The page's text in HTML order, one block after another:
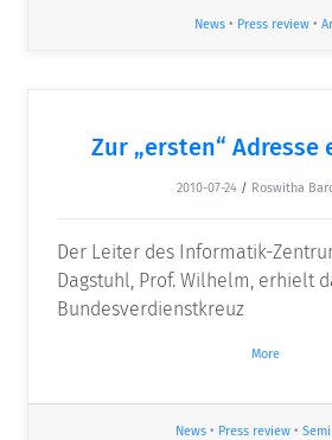
News• Press review•
Zur „ersten“
2010-07-24 / Roswitha
Der Leiter des Informatik-
Dagstuhl, Prof. Wilhelm, erhielt
Bundesverdienstkreuz
More
News • Press review •